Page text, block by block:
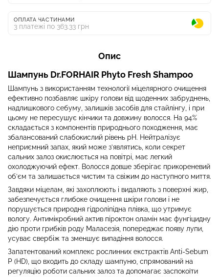
ОПЛАТА ЧАСТИНАМИ
3 платежі по 363.33 грн
Опис
Шампунь Dr.FORHAIR Phyto Fresh Shampoo
Шампунь з використанням технології міцелярного очищення
ефективно позбавляє шкіру голови від щоденних забруднень,
надлишкового себуму, залишків засобів для стайлінгу, і при
цьому не пересушує кінчики та довжину волосся. На 94%
складається з компонентів природнього походження, має
збалансований слабокислий рівень pH. Нейтралізує
неприємний запах, який може з’являтись, коли секрет
сальних залоз окислюється на повітрі, має легкий
охолоджуючий ефект. Волосся довше зберігає прикореневий
об’єм та залишається чистим та свіжим до наступного миття.
Завдяки міцелам, які захоплюють і видаляють з поверхні жир,
забезпечується глибоке очищення шкіри голови і не
порушується природня гідроліпідна плівка, що утримує
вологу. Антимікробний актив піроктон оламін має фунгіцидну
дію проти грибків роду Маласезія, попереджає появу лупи,
усуває свербіж та зменшує випадіння волосся.
Запатентований комплекс рослинних екстрактів Anti-Sebum
P (HD), що входить до складу шампуню, спрямований на
регуляцію роботи сальних залоз та допомагає заспокоїти